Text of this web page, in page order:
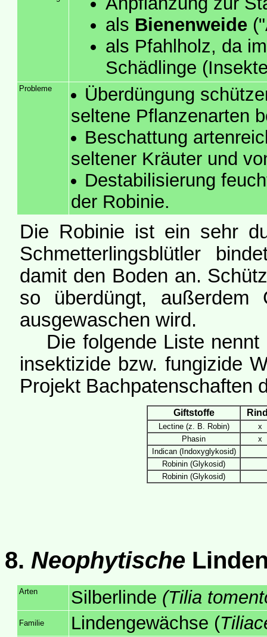
als Bienenweide
als Pfahlholz, da
Schädlinge
Probleme
Überdüngung
seltene Pflanzenarten
Beschattung
seltener Kräuter und
Destabilisierung
der Robinie.
Die Robinie ist ein sehr
Schmetterlingsblütler
damit den Boden an.
so überdüngt,
ausgewaschen wird.
Die folgende Liste nennt
insektizide bzw. fungizide
Projekt Bachpatenschaften
Giftstoffe
Lectine (z. B. Robin)
x
Phasin
x
Indican (Indoxyglykosid)
Robinin (Glykosid)
Robinin (Glykosid)
8. Neophytische
Arten Silberlinde (Tilia
Familie Lindengewächse (